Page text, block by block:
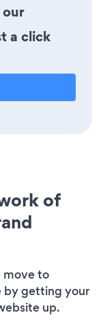
a click
of
move to
by getting your
up.